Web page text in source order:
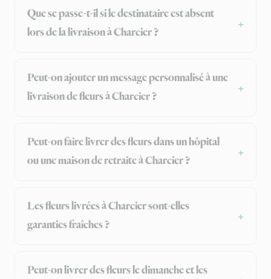
Que se passe-t-il si le destinataire est absent
lors de la livraison à Charcier ?
Peut-on ajouter un message personnalisé à une
livraison de fleurs à Charcier ?
Peut-on faire livrer des fleurs dans un hôpital
ou une maison de retraite à Charcier ?
Les fleurs livrées à Charcier sont-elles
garanties fraîches ?
Peut-on livrer des fleurs le dimanche et les